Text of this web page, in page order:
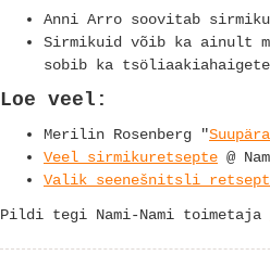
Anni Arro soovitab
Sirmikuid võib ka ainult
sobib ka
Loe veel:
Merilin Rosenberg "
Veel sirmikuretsepte @
Valik seenešnitsli retsepte
Pildi tegi Nami-Nami toimetaja